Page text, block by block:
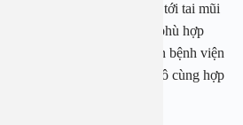
khám chữa bệnh liên quan tới tai mũi
còn có giá thành vô cùng phù hợp
đãi hấp dẫn. Do đó lựa chọn bệnh viện
chữa tai mũi họng là điều vô cùng hợp